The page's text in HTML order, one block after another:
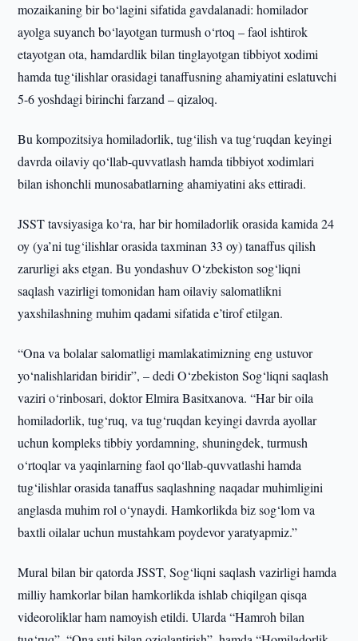
mozaikaning bir bo‘lagini sifatida gavdalanadi: homilador
ayolga suyanch bo‘layotgan turmush o‘rtoq – faol ishtirok
etayotgan ota, hamdardlik bilan tinglayotgan tibbiyot xodimi
hamda tug‘ilishlar orasidagi tanaffusning ahamiyatini eslatuvchi
5-6 yoshdagi birinchi farzand – qizaloq.
Bu kompozitsiya homiladorlik, tug‘ilish va tug‘ruqdan keyingi
davrda oilaviy qo‘llab-quvvatlash hamda tibbiyot xodimlari
bilan ishonchli munosabatlarning ahamiyatini aks ettiradi.
JSST tavsiyasiga ko‘ra, har bir homiladorlik orasida kamida 24
oy (ya’ni tug‘ilishlar orasida taxminan 33 oy) tanaffus qilish
zarurligi aks etgan. Bu yondashuv O‘zbekiston sog‘liqni
saqlash vazirligi tomonidan ham oilaviy salomatlikni
yaxshilashning muhim qadami sifatida e’tirof etilgan.
“Ona va bolalar salomatligi mamlakatimizning eng ustuvor
yo‘nalishlaridan biridir”, – dedi O‘zbekiston Sog‘liqni saqlash
vaziri o‘rinbosari, doktor Elmira Basitxanova. “Har bir oila
homiladorlik, tug‘ruq, va tug‘ruqdan keyingi davrda ayollar
uchun kompleks tibbiy yordamning, shuningdek, turmush
o‘rtoqlar va yaqinlarning faol qo‘llab-quvvatlashi hamda
tug‘ilishlar orasida tanaffus saqlashning naqadar muhimligini
anglasda muhim rol o‘ynaydi. Hamkorlikda biz sog‘lom va
baxtli oilalar uchun mustahkam poydevor yaratyapmiz.”
Mural bilan bir qatorda JSST, Sog‘liqni saqlash vazirligi hamda
milliy hamkorlar bilan hamkorlikda ishlab chiqilgan qisqa
videoroliklar ham namoyish etildi. Ularda “Hamroh bilan